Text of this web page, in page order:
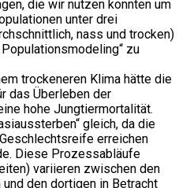
die wir nutzen konnten um
unter drei
nass und trocken)
zu
trockeneren Klima hätte die
das Überleben der
hohe Jungtiermortalität.
gleich, da die
erreichen
Diese Prozessabläufe
variieren zwischen den
den dortigen in Betracht